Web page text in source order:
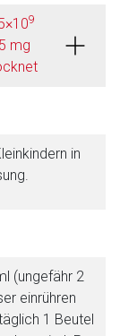
9
mg
in
(ungefähr 2
einrühren
1 Beutel